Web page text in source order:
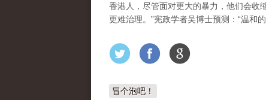
香港人，尽管面对更大的暴力，他们会收
更难治理。”宪政学者吴博士预测：“温和
冒个泡吧！